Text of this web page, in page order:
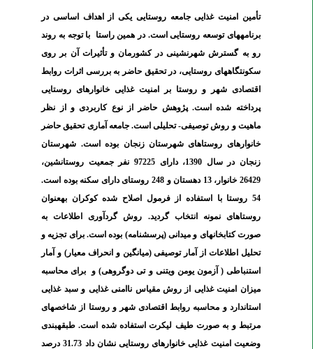
تأمین امنیت غذایی جامعه روستایی یکی از اهداف اساسی در
برنامه­های توسعه روستایی است. در همین راستا با توجه به روند
رو به گسترش شهرنشینی در کشورمان و تأثیرات آن بر روی
سکونتگاه­های روستایی، در تحقیق حاضر به بررسی اثرات روابط
اقتصادی شهر و روستا بر امنیت غذایی خانوارهای روستایی
پرداخته شده است. پژوهش حاضر از نوع کاربردی و از نظر
ماهیت و روش توصیفی- تحلیلی است. جامعه آماری تحقیق حاضر
خانوارهای روستاهای شهرستان زنجان بوده است. شهرستان
زنجان در سال 1390، دارای 97225 نفر جمعیت روستانشین،
26429 خانوار، 13 دهستان و 248 روستای دارای سکنه بوده است.
54 روستا با استفاده از فرمول اصلاح شده کوکران به­عنوان
روستاهای نمونه انتخاب گردید. روش گردآوری اطلاعات به
صورت کتابخانه­ای و میدانی (پرسشنامه) بوده است. برای تجزیه و
تحلیل اطلاعات از آمار توصیفی (میانگین و انحراف معیار) و آمار
استنباطی ( آزمون یومن ویتنی و تی دوگروهی) و برای محاسبه
میزان امنیت غذایی از روش مقیاس ناامنی غذایی و سبد غذایی
استاندارد و محاسبه روابط اقتصادی شهر و روستا از شاخص­های
مرتبط و به صورت طیف لیکرت استفاده شده است.طبقه­بندی
وضعیت امنیت غذایی خانوارهای روستایی نشان داد 31.73 درصد